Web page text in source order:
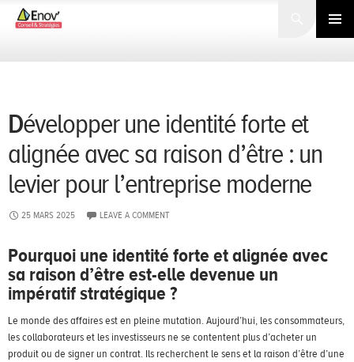
Search
SKIP
Développer une identité forte et
alignée avec sa raison d’être : un
levier pour l’entreprise moderne
25 MARS 2025 LEAVE A COMMENT
Pourquoi une identité forte et alignée avec
sa raison d’êtreest-elle devenue un
impératif stratégique ?
Le monde des affaires est en pleine mutation. Aujourd’hui, les consommateurs,
les collaborateurs et les investisseurs ne se contentent plus d’acheter un
produit ou de signer un contrat. Ils recherchent le sens et la raison d’être d’une